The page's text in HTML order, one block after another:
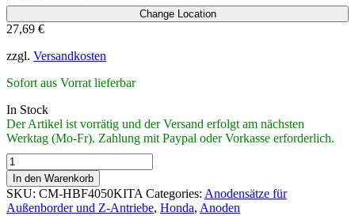
Change Location
27,69 €
zzgl. Versandkosten
Sofort aus Vorrat lieferbar
In Stock
Der Artikel ist vorrätig und der Versand erfolgt am nächsten
Werktag (Mo-Fr). Zahlung mit Paypal oder Vorkasse erforderlich.
Anodensatz
Aluminium
von
Martyr
In den Warenkorb
SKU: CM-HBF4050KITA Categories: Anodensätze für
Außenborder und Z-Antriebe, Honda, Anoden